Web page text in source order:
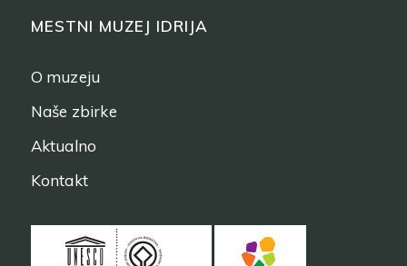
MESTNI MUZEJ IDRIJA
O muzeju
Naše zbirke
Aktualno
Kontakt